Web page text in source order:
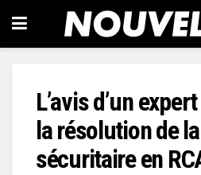
L’avis d’un
la résolution de
sécuritaire en